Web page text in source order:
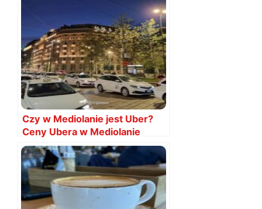
Czy w Mediolanie jest Uber?
Ceny Ubera w Mediolanie